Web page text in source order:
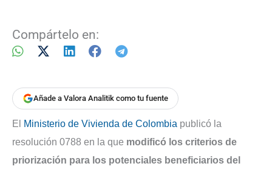
Compártelo en:
Añade a Valora Analitik como tu fuente
El Ministerio de Vivienda de Colombia publicó la
resolución 0788 en la que modificó los criterios de
priorización para los potenciales beneficiarios del